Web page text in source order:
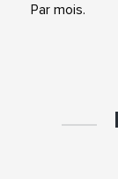
Par mois.